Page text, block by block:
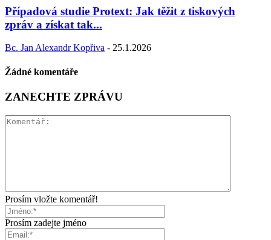
Případová studie Protext: Jak těžit z tiskových
zpráv a získat tak...
Bc. Jan Alexandr Kopřiva - 25.1.2026
Žádné komentáře
ZANECHTE ZPRÁVU
Prosím vložte komentář!
Prosím zadejte jméno